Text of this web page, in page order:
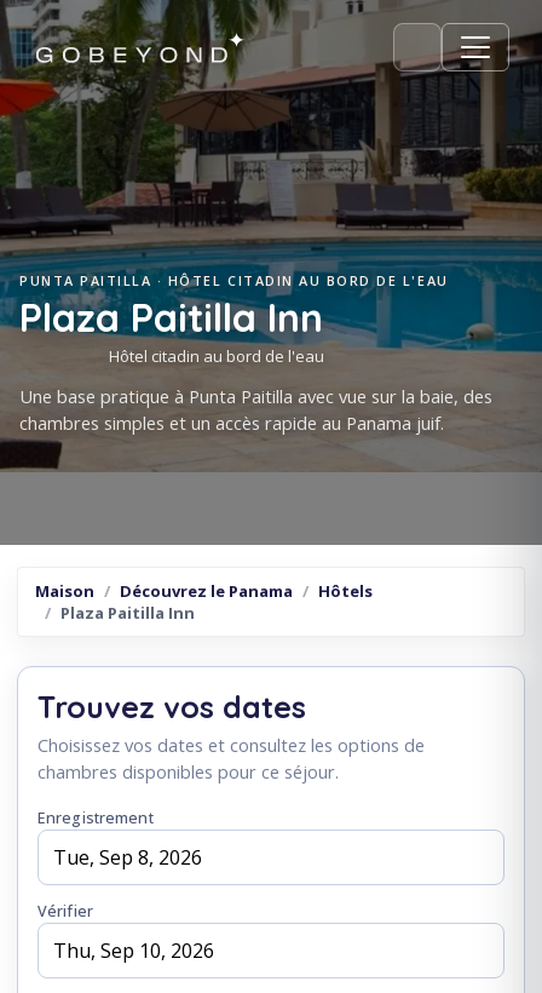
PUNTA PAITILLA · HÔTEL CITADIN AU BORD DE L'EAU
Plaza Paitilla Inn
Hôtel citadin au bord de l'eau
Une base pratique à Punta Paitilla avec vue sur la baie, des
chambres simples et un accès rapide au Panama juif.
Maison Découvrez le Panama
Hôtels
Plaza Paitilla Inn
Trouvez vos dates
Choisissez vos dates et consultez les options de
chambres disponibles pour ce séjour.
Enregistrement
Vérifier